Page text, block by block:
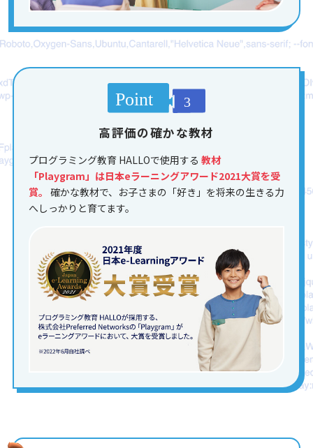
高評価の確かな教材
プログラミング教育 HALLOで使用する 教材
「Playgram」は日本eラーニングアワード2021大賞を受
賞。 確かな教材で、お子さまの「好き」を将来の生きる力
へしっかりと育てます。